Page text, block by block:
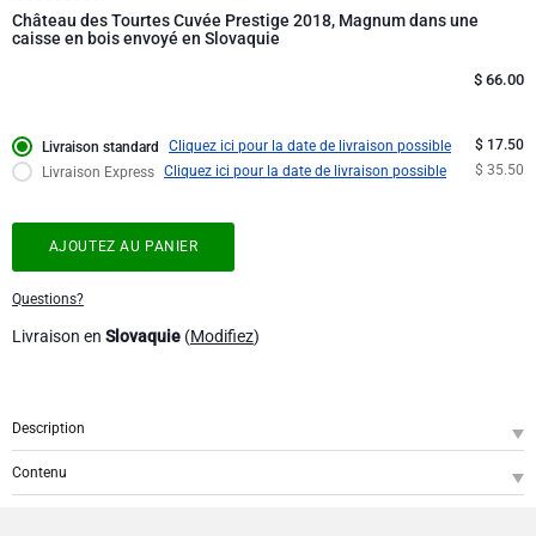
Jules Destrooper
Godiva chocolats
Moët & Chandon
Pommery Champagne
Trixie bébé & enfants
Anniversaire
Cadeaux mariage
Romance
Cadeaux pour lui
Collection d'Entreprise
Château des Tourtes Cuvée Prestige 2018, Magnum dans une
caisse en bois envoyé en Slovaquie
$ 66.00
Livraison standard Cliquez ici pour la date de livraison possible
$ 17.50
Livraison Express Cliquez ici pour la date de livraison possible $ 35.50
AJOUTEZ AU PANIER
Questions?
Livraison en Slovaquie (Modifiez)
Description
Vous voulez surprendre votre famille ou vos amis lors d'un dîner? N'oubliez pas
Contenu